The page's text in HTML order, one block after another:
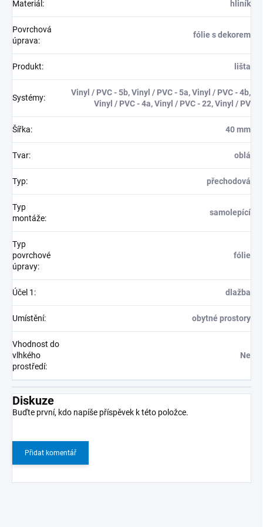
Materiál : hliník
Povrchová
úprava:
fólie s dekorem
Produkt: lišta
Systémy:
Vinyl / PVC - 5b, Vinyl / PVC - 5a, Vinyl / PVC - 4b,
Vinyl / PVC - 4a, Vinyl / PVC - 22, Vinyl / PV
Šířka: 40 mm
Tvar: oblá
Typ: přechodová
Typ
montáže:
samolepící
Typ
povrchové
úpravy:
fólie
Účel 1 : dlažba
Umístění: obytné prostory
Vhodnost do
vlhkého
prostředí:
Ne
Diskuze
Buďte první, kdo napíše příspěvek k této položce.
Přidat komentář